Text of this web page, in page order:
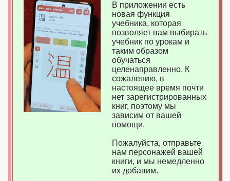
В приложении есть
новая функция
учебника, которая
позволяет вам выбирать
учебник по урокам и
таким образом
обучаться
целенаправленно. К
сожалению, в
настоящее время почти
нет зарегистрированных
книг, поэтому мы
зависим от вашей
помощи.
Пожалуйста, отправьте
нам персонажей вашей
книги, и мы немедленно
их добавим.